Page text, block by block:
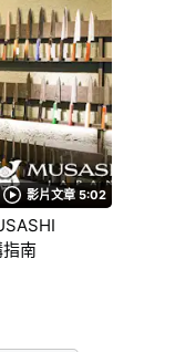
影片文章 5:02
南